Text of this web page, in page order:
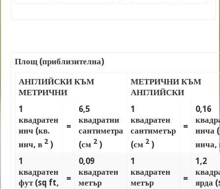
Площ (приблизителна)
АНГЛИЙСКИ КЪМ
МЕТРИЧНИ
МЕТРИЧНИ КЪМ
АНГЛИЙСКИ
1
квадратен
инч (кв.
инч, в 2)
=
6,5
квадратни
сантиметра
(см 2)
1
квадратен
сантиметър
(см 2)
=
0,16
инча
инча,
1
квадратен
фут (sq ft,
=
0,09
квадратен
метър
1
квадратен
метър
=
1,2
ярда